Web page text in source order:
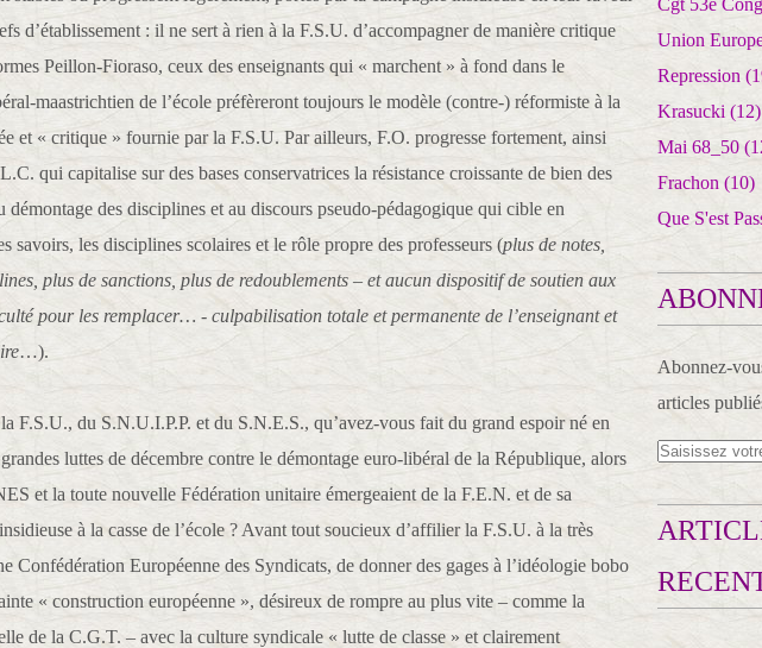
d’établissement : il ne sert à rien à la F.S.U. d’accompagner de manière critique
Peillon-Fioraso, ceux des enseignants qui « marchent » à fond dans le
maastrichtien de l’école préfèreront toujours le modèle (contre-) réformiste à la
et « critique » fournie par la F.S.U. Par ailleurs, F.O. progresse fortement, ainsi
qui capitalise sur des bases conservatrices la résistance croissante de bien des
démontage des disciplines et au discours pseudo-pédagogique qui cible en
savoirs, les disciplines scolaires et le rôle propre des professeurs (plus de notes,
plus de sanctions, plus de redoublements – et aucun dispositif de soutien aux
pour les remplacer… - culpabilisation totale et permanente de l’enseignant et
…).
F.S.U., du S.N.U.I.P.P. et du S.N.E.S., qu’avez-vous fait du grand espoir né en
luttes de décembre contre le démontage euro-libéral de la République, alors
et la toute nouvelle Fédération unitaire émergeaient de la F.E.N. et de sa
à la casse de l’école ? Avant tout soucieux d’affilier la F.S.U. à la très
Confédération Européenne des Syndicats, de donner des gages à l’idéologie bobo
« construction européenne », désireux de rompre au plus vite – comme la
de la C.G.T. – avec la culture syndicale « lutte de classe » et clairement
Cgt 53e
Union
Repression
Krasucki (12)
Mai 68_50
Frachon (10)
Que S'est
Abonnez-
articles